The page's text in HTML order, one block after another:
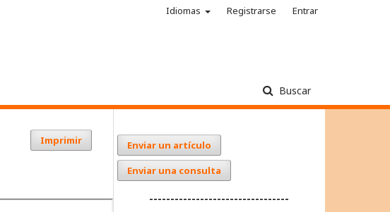
Buscar
Idiomas Registrarse Entrar
Imprimir
Enviar un artículo
Enviar una consulta
---------------------------------